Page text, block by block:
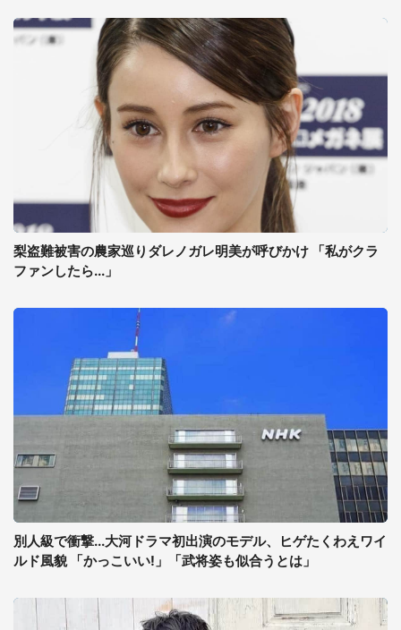
梨盗難被害の農家巡りダレノガレ明美が呼びかけ 「私がクラ
ファンしたら...」
別人級で衝撃...大河ドラマ初出演のモデル、ヒゲたくわえワイ
ルド風貌 「かっこいい!」「武将姿も似合うとは」